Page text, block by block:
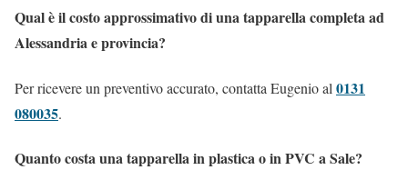
Qual è il costo approssimativo di una tapparella completa ad
Alessandria e provincia?
Per ricevere un preventivo accurato, contatta Eugenio al 0131
080035.
Quanto costa una tapparella in plastica o in PVC a Sale?